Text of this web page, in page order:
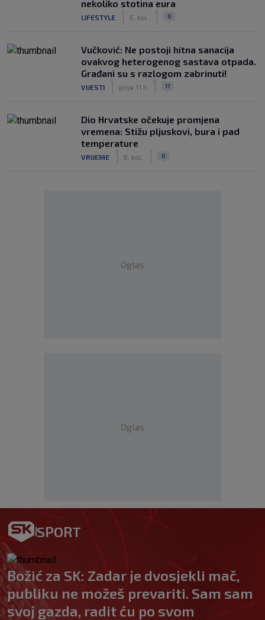
nekoliko stotina eura
LIFESTYLE 5. kol. 0
Vučković: Ne postoji hitna sanacija
ovakvog heterogenog sastava otpada.
Građani su s razlogom zabrinuti!
VIJESTI prije 11 h 17
Dio Hrvatske očekuje promjena
vremena: Stižu pljuskovi, bura i pad
temperature
VRIJEME 6. kol. 0
Oglas
Oglas
SPORT
Božić za SK: Zadar je dvosjekli mač,
publiku ne možeš prevariti. Sam sam
svoj gazda, radit ću po svom